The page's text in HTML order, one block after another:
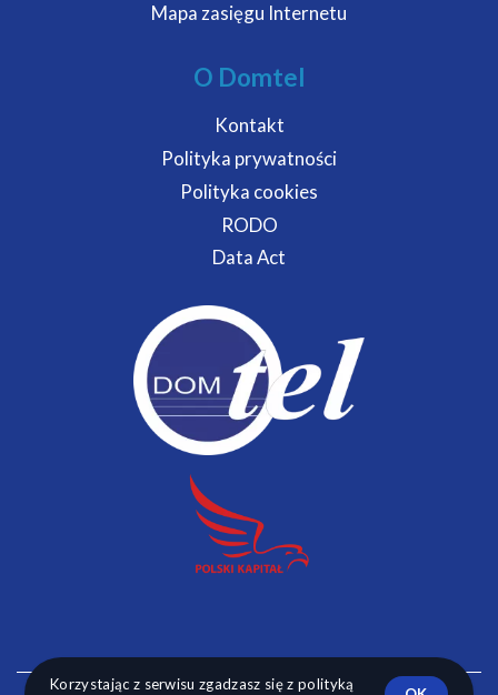
Mapa zasięgu Internetu
O Domtel
Kontakt
Polityka prywatności
Polityka cookies
RODO
Data Act
Korzystając z serwisu zgadzasz się z polityką